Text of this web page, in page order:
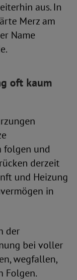
aus. In
Merz am
Name
oft kaum
folgen und
derzeit
und Heizung
in
der
bei voller
wegfallen,
Folgen.